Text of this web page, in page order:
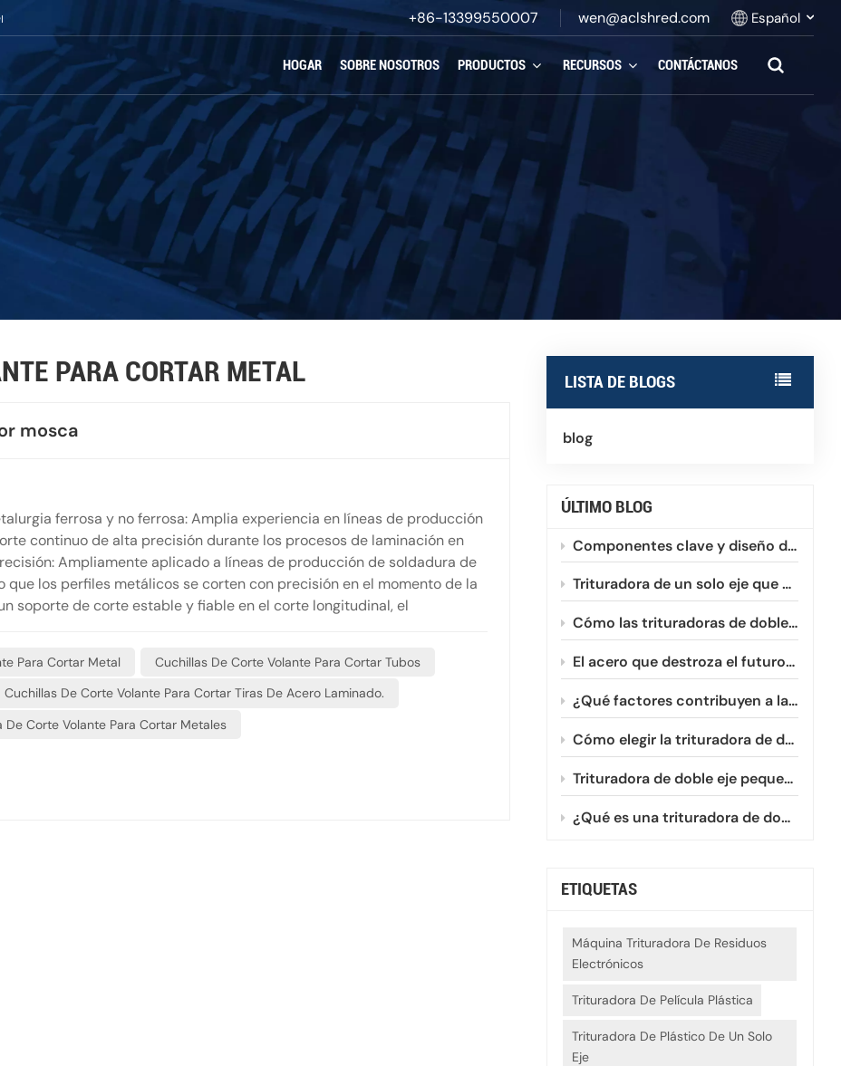
+86-13399550007 wen@aclshred.com Español
Español
HOGAR SOBRE NOSOTROS PRODUCTOS RECURSOS CONTÁCTANOS
LISTA DE BLOGS
blog
ÚLTIMO BLOG
Componentes clave y diseño de una trituradora de un solo eje
Trituradora de un solo eje que optimiza el reciclaje de plásticos HDPE y PVC.
Cómo las trituradoras de doble eje procesan eficientemente las películas plásticas enrollables
El acero que destroza el futuro: Un vistazo a la evolución de la metalurgia de las fresas de doble eje.
¿Qué factores contribuyen a la reducción de la vida útil de las cuchillas de las trituradoras de doble eje?
Cómo elegir la trituradora de doble eje pequeña adecuada para su negocio.
Trituradora de doble eje pequeña vs. grande: ¿Cuál necesita?
¿Qué es una trituradora de doble eje mini?
ETIQUETAS
Máquina Trituradora De Residuos
Electrónicos
Trituradora De Película Plástica
Trituradora De Plástico De Un Solo
Eje
PARA CORTAR METAL
mosca
ferrosa y no ferrosa: Amplia experiencia en líneas de producción
continuo de alta precisión durante los procesos de laminación en
Ampliamente aplicado a líneas de producción de soldadura de
los perfiles metálicos se corten con precisión en el momento de la
soporte de corte estable y fiable en el corte longitudinal, el
tejidos y materiales de embalaje compuestos.
Para Cortar Metal
Cuchillas De Corte Volante Para Cortar Tubos
Cuchillas De Corte Volante Para Cortar Tiras De Acero Laminado.
De Corte Volante Para Cortar Metales